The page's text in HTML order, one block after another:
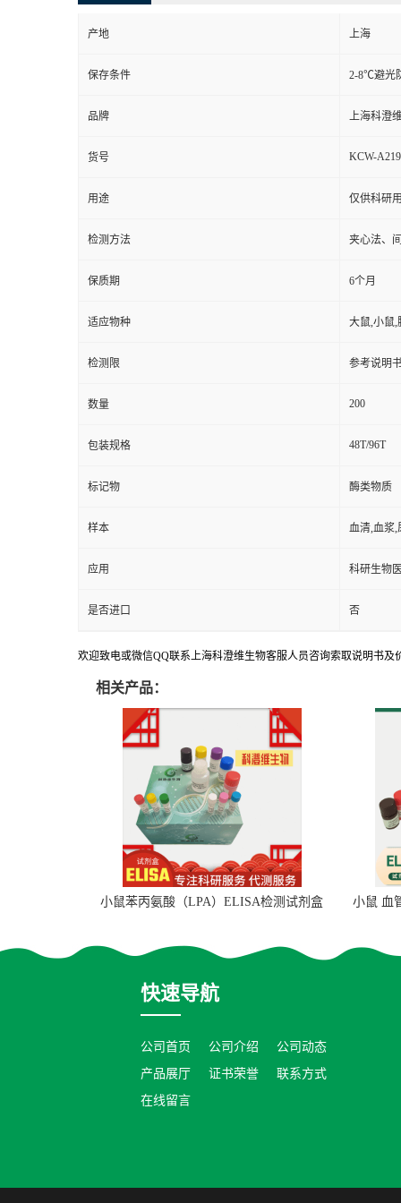
产地 上海
保存条件 2-8℃避光
品牌 上海科澄
货号 KCW-
用途 仅供科研
检测方法 夹心法、
保质期 6个月
适应物种 大鼠,小鼠,
检测限 参考说明
数量 200
包装规格 48T/96T
标记物 酶类物质
样本 血清,血浆,
应用 科研生物
是否进口 否
欢迎致电或微信QQ联系上海科澄维生物客服人员咨询索取说明书及
相关产品：
小鼠苯丙氨酸（LPA）ELISA检测试剂盒 小鼠 血
快速导航
公司首页 公司介绍
公司动态
产品展厅
证书荣誉
联系方式
在线留言